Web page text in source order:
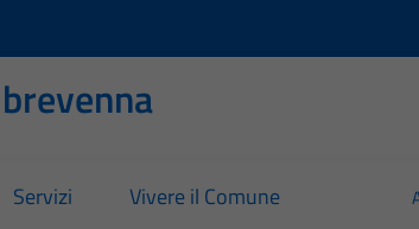
Servizi Vivere il Comune